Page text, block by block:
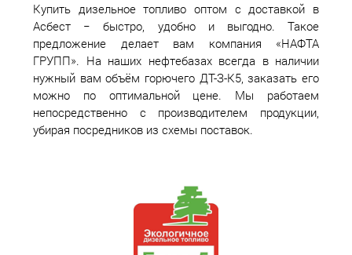
Купить дизельное топливо оптом с доставкой в
Асбест − быстро, удобно и выгодно. Такое
предложение делает вам компания «НАФТА
ГРУПП». На наших нефтебазах всегда в наличии
нужный вам объём горючего ДТ-З-К5, заказать его
можно по оптимальной цене. Мы работаем
непосредственно с производителем продукции,
убирая посредников из схемы поставок.